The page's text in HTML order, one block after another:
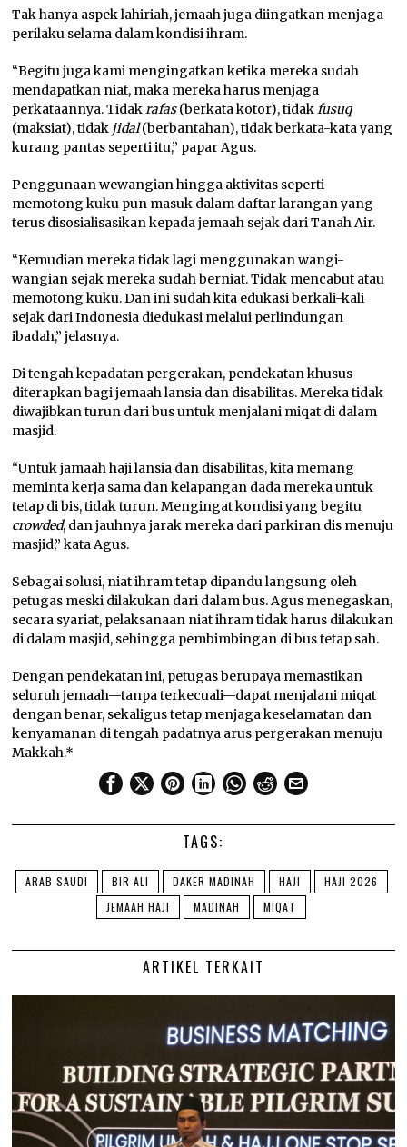
Tak hanya aspek lahiriah, jemaah juga diingatkan menjaga
perilaku selama dalam kondisi ihram.
“Begitu juga kami mengingatkan ketika mereka sudah
mendapatkan niat, maka mereka harus menjaga
perkataannya. Tidakrafas(berkata kotor), tidakfusuq
(maksiat), tidak jidal(berbantahan), tidak berkata-kata yang
kurang pantas seperti itu,” papar Agus.
Penggunaan wewangian hingga aktivitas seperti
memotong kuku pun masuk dalam daftar larangan yang
terus disosialisasikan kepada jemaah sejak dari Tanah Air.
“Kemudian mereka tidak lagi menggunakan wangi-
wangian sejak mereka sudah berniat. Tidak mencabut atau
memotong kuku. Dan ini sudah kita edukasi berkali-kali
sejak dari Indonesia diedukasi melalui perlindungan
ibadah,” jelasnya.
Di tengah kepadatan pergerakan, pendekatan khusus
diterapkan bagi jemaah lansia dan disabilitas. Mereka tidak
diwajibkan turun dari bus untuk menjalani miqat di dalam
masjid.
“Untuk jamaah haji lansia dan disabilitas, kita memang
meminta kerja sama dan kelapangan dada mereka untuk
tetap di bis, tidak turun. Mengingat kondisi yang begitu
crowded, dan jauhnya jarak mereka dari parkiran dis menuju
masjid,” kata Agus.
Sebagai solusi, niat ihram tetap dipandu langsung oleh
petugas meski dilakukan dari dalam bus. Agus menegaskan,
secara syariat, pelaksanaan niat ihram tidak harus dilakukan
di dalam masjid, sehingga pembimbingan di bus tetap sah.
Dengan pendekatan ini, petugas berupaya memastikan
seluruh jemaah—tanpa terkecuali—dapat menjalani miqat
dengan benar, sekaligus tetap menjaga keselamatan dan
kenyamanan di tengah padatnya arus pergerakan menuju
Makkah.*
TAGS:
ARAB SAUDI BIR ALI DAKER MADINAH HAJI
HAJI 2026
JEMAAH HAJI
MADINAH MIQAT
ARTIKEL TERKAIT